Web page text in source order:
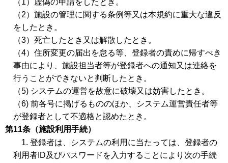
（1）虚偽の申請をしたとき。
（2）施設の管理に関する条例等又は本規約に重大な違反
をしたとき。
（3）死亡したとき又は解散したとき。
（4）住所変更の届出を怠る等、登録者の責めに帰すべき
事由により、施設担当者等が登録者への通知又は連絡を
行うことができないと判断したとき。
（5) システムの運営を故意に破壊又は妨害したとき。
（6) 前各号に掲げるもののほか、システム運営責任者等
が登録者として不適格と認めたとき。
第11条（施設利用手続）
1. 登録者は、システムの利用に当たっては、登録者の
利用者ID及びパスワードを入力することにより次の手続